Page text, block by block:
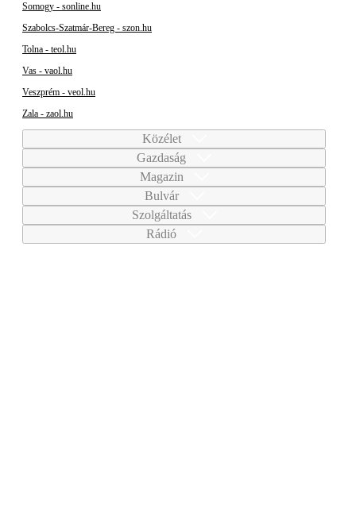
Somogy - sonline.hu
Szabolcs-Szatmár-Bereg - szon.hu
Tolna - teol.hu
Vas - vaol.hu
Veszprém - veol.hu
Zala - zaol.hu
Közélet
Gazdaság
Magazin
Bulvár
Szolgáltatás
Rádió